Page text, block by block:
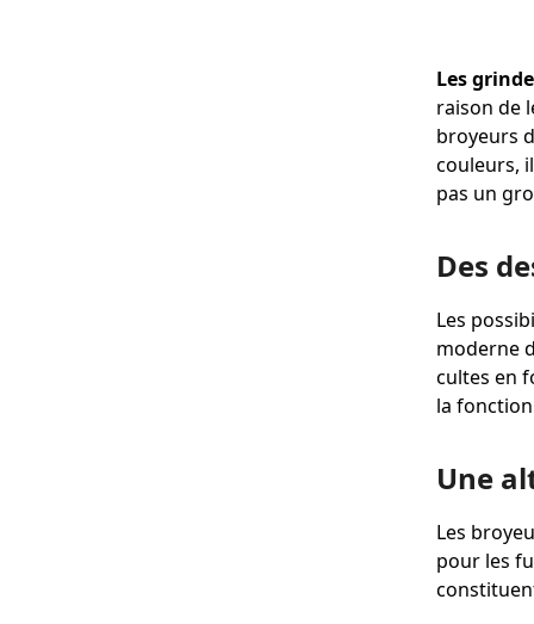
Les
raison de
broyeurs
couleurs,
pas un
Des
Les
moderne
cultes en
la
Une
Les
pour les